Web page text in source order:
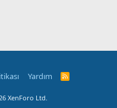
Yardım
R
XenForo Ltd.